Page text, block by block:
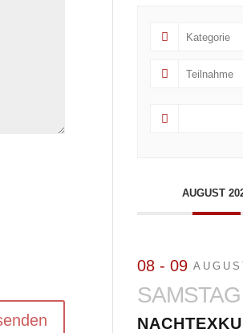
AUGUST
08 - 09
SAMSTAG